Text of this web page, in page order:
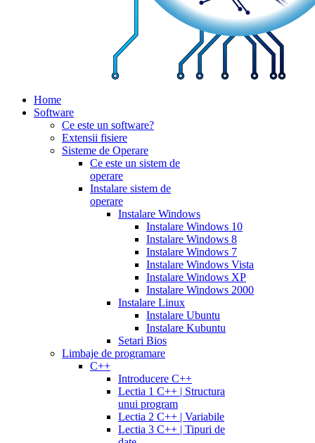
Home
Software
Ce este un software?
Extensii fisiere
Sisteme de Operare
Ce este un sistem de
operare
Instalare sistem de
operare
Instalare Windows
Instalare Windows 10
Instalare Windows 8
Instalare Windows 7
Instalare Windows Vista
Instalare Windows XP
Instalare Windows 2000
Instalare Linux
Instalare Ubuntu
Instalare Kubuntu
Setari Bios
Limbaje de programare
C++
Introducere C++
Lectia 1 C++ | Structura
unui program
Lectia 2 C++ | Variabile
Lectia 3 C++ | Tipuri de